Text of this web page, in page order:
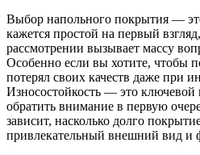
Выбор напольного покрытия —
кажется простой на первый
рассмотрении вызывает массу
Особенно если вы хотите, чтобы
потерял своих качеств даже при
Износостойкость — это ключевой
обратить внимание в первую
зависит, насколько долго
привлекательный внешний вид и